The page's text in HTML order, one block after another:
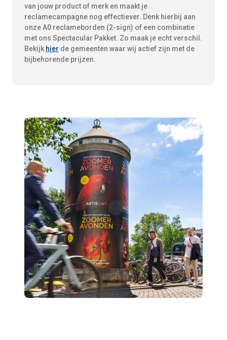
van jouw product of merk en maakt je
reclamecampagne nog effectiever. Denk hierbij aan
onze A0 reclameborden (2-sign) of een combinatie
met ons Spectacular Pakket. Zo maak je echt verschil.
Bekijk hier de gemeenten waar wij actief zijn met de
bijbehorende prijzen.